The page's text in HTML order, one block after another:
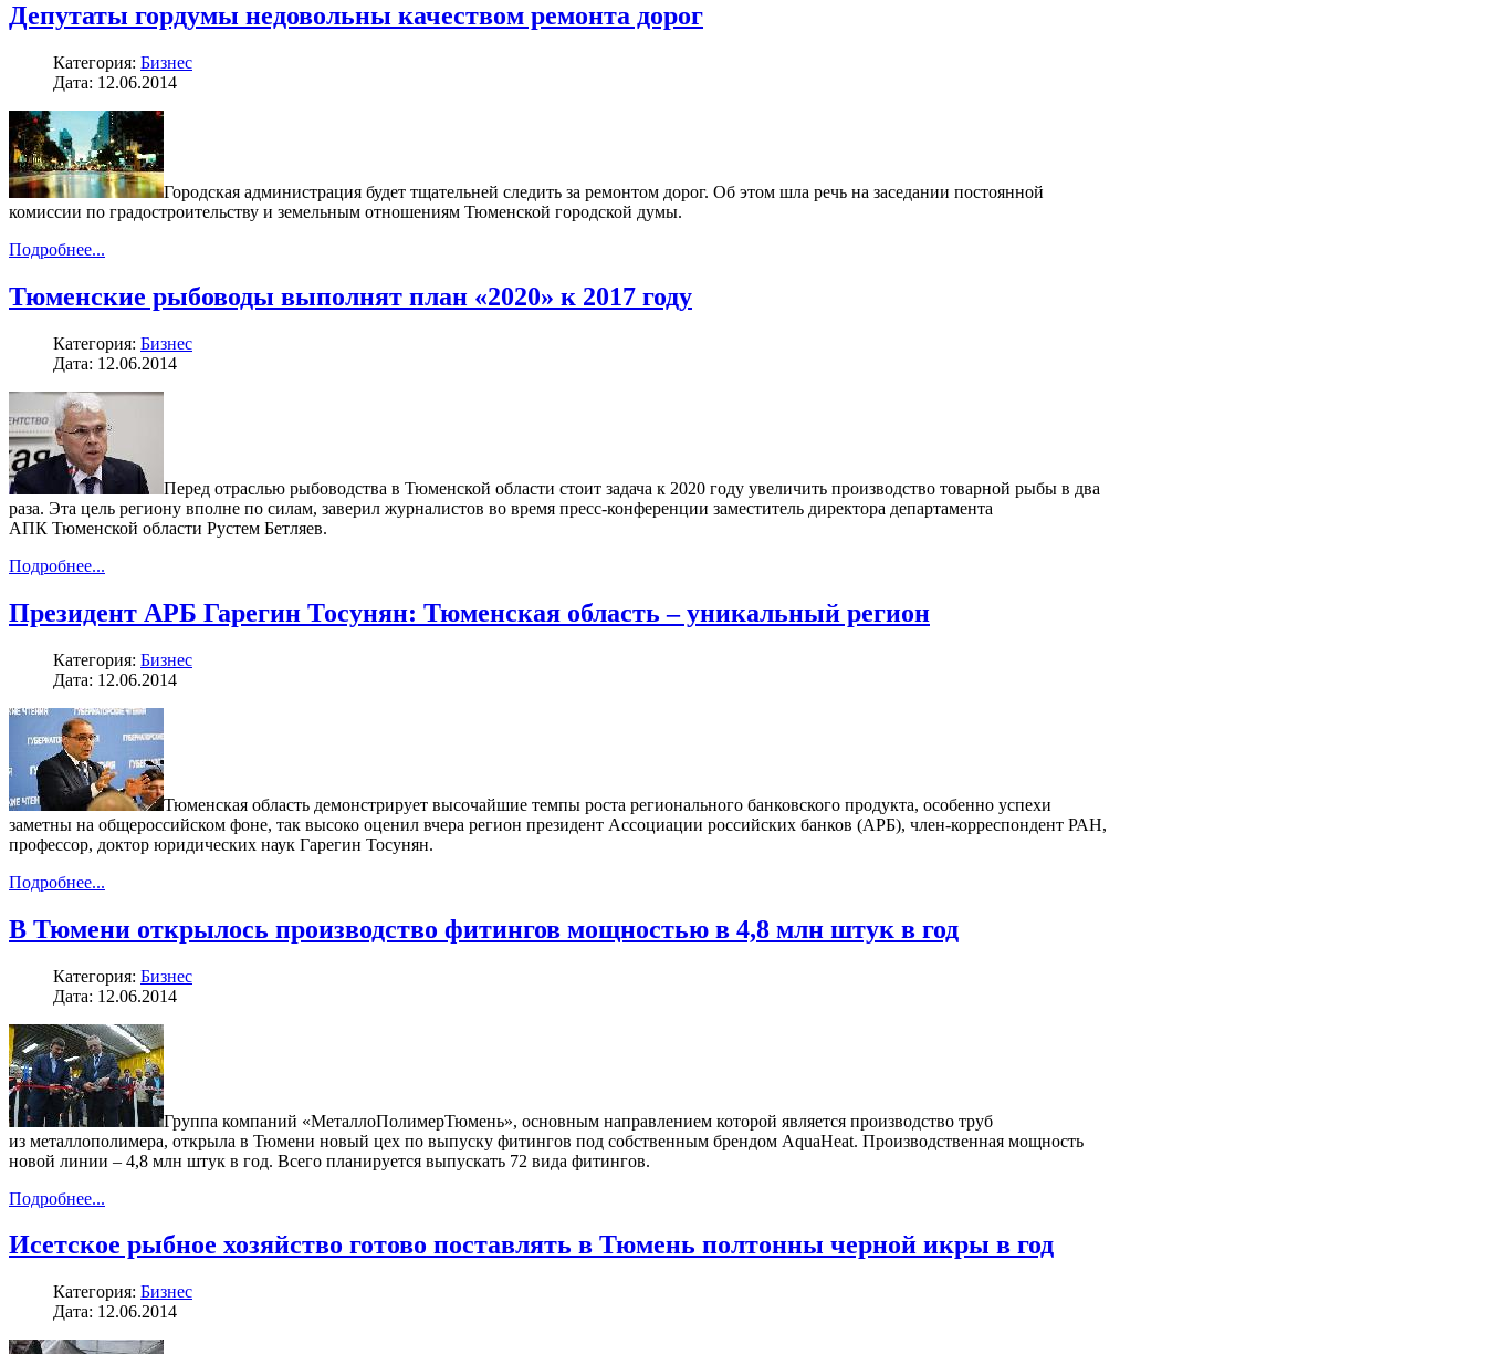
Депутаты гордумы недовольны качеством ремонта дорог
Категория: Бизнес
Дата: 12.06.2014
Городская администрация будет тщательней следить за ремонтом дорог. Об этом шла речь на заседании постоянной
комиссии по градостроительству и земельным отношениям Тюменской городской думы.
Подробнее...
Тюменские рыбоводы выполнят план «2020» к 2017 году
Категория: Бизнес
Дата: 12.06.2014
Перед отраслью рыбоводства в Тюменской области стоит задача к 2020 году увеличить производство товарной рыбы в два
раза. Эта цель региону вполне по силам, заверил журналистов во время пресс-конференции заместитель директора департамента
АПК Тюменской области Рустем Бетляев.
Подробнее...
Президент АРБ Гарегин Тосунян: Тюменская область – уникальный регион
Категория: Бизнес
Дата: 12.06.2014
Тюменская область демонстрирует высочайшие темпы роста регионального банковского продукта, особенно успехи
заметны на общероссийском фоне, так высоко оценил вчера регион президент Ассоциации российских банков (АРБ), член-корреспондент РАН,
профессор, доктор юридических наук Гарегин Тосунян.
Подробнее...
В Тюмени открылось производство фитингов мощностью в 4,8 млн штук в год
Категория: Бизнес
Дата: 12.06.2014
Группа компаний «МеталлоПолимерТюмень», основным направлением которой является производство труб
из металлополимера, открыла в Тюмени новый цех по выпуску фитингов под собственным брендом AquaHeat. Производственная мощность
новой линии – 4,8 млн штук в год. Всего планируется выпускать 72 вида фитингов.
Подробнее...
Исетское рыбное хозяйство готово поставлять в Тюмень полтонны черной икры в год
Категория: Бизнес
Дата: 12.06.2014